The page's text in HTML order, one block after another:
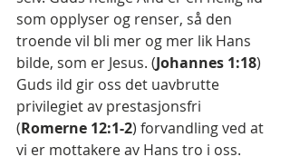
som opplyser og renser, så den
troende vil bli mer og mer lik Hans
bilde, som er Jesus. (Johannes 1:18)
Guds ild gir oss det uavbrutte
privilegiet av prestasjonsfri
(Romerne 12:1-2) forvandling ved at
vi er mottakere av Hans tro i oss.